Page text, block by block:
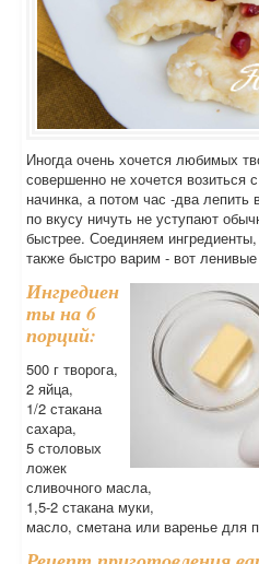
Иногда очень хочется любимых
совершенно не хочется возиться
начинка, а потом час -два лепить
по вкусу ничуть не уступают
быстрее. Соединяем
также быстро варим - вот
Ингредиен
ты на 6
порций:
500 г творога,
2 яйца,
1/2 стакана
сахара,
5 столовых
ложек
сливочного масла,
1,5-2 стакана муки,
масло, сметана или варенье для